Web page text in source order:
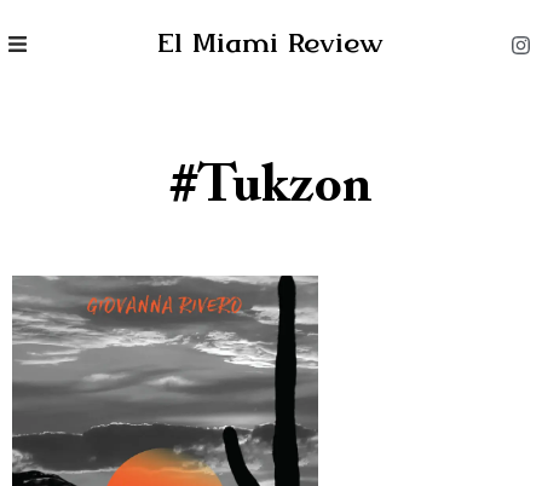
El Miami Review
#Tukzon